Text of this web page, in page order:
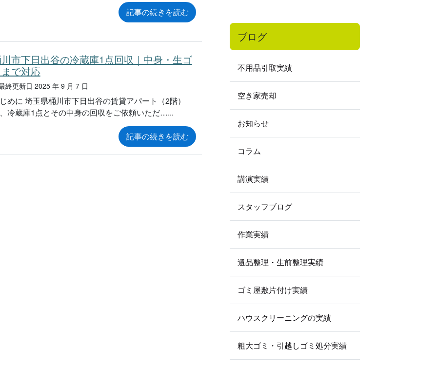
記事の続きを読む
市下日出谷の冷蔵庫1点回収｜中身・生ゴ
で対応
更新日 2025 年 9 月 7 日
めに 埼玉県桶川市下日出谷の賃貸アパート（2階）
冷蔵庫1点とその中身の回収をご依頼いただ…
記事の続きを読む
ブログ
不用品引取実績
空き家売却
お知らせ
コラム
講演実績
スタッフブログ
作業実績
遺品整理・生前整理実績
ゴミ屋敷片付け実績
ハウスクリーニングの実績
粗大ゴミ・引越しゴミ処分実績